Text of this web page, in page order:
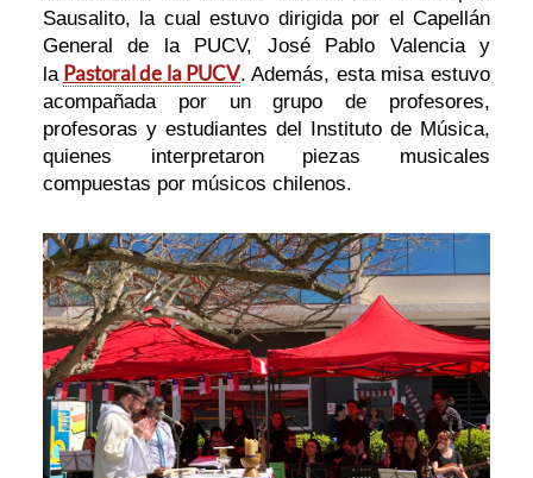
Sausalito, la cual estuvo dirigida por el Capellán
General de la PUCV, José Pablo Valencia y
la Pastoral de la PUCV. Además, esta misa estuvo
acompañada por un grupo de profesores,
profesoras y estudiantes del Instituto de Música,
quienes interpretaron piezas musicales
compuestas por músicos chilenos.